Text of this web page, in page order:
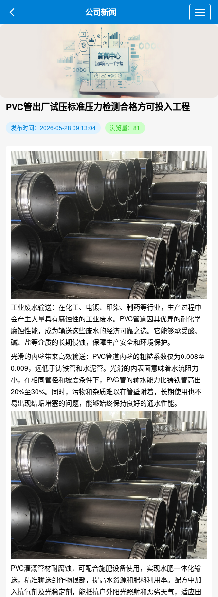
公司新闻
PVC管出厂试压标准压力检测合格方可投入工程
发布时间：2026-05-28 09:13:04 浏览量：81
工业废水输送：在化工、电镀、印染、制药等行业，生产过程中
会产生大量具有腐蚀性的工业废水。PVC管道因其优异的耐化学
腐蚀性能，成为输送这些废水的经济可靠之选。它能够承受酸、
碱、盐等介质的长期侵蚀，保障生产安全和环境保护。
光滑的内壁带来高效输送：PVC管道内壁的粗糙系数仅为0.008至
0.009，远低于铸铁管和水泥管。光滑的内表面意味着水流阻力
小，在相同管径和坡度条件下，PVC管的输水能力比铸铁管高出
20%至30%。同时，污物和杂质难以在管壁附着，长期使用也不
易出现结垢堵塞的问题，能够始终保持良好的通水性能。
PVC灌溉管材耐腐蚀，可配合施肥设备使用，实现水肥一体化输
送，精准输送到作物根部，提高水资源和肥料利用率。配方中加
入抗氧剂及光稳定剂，能抵抗户外阳光照射和恶劣天气，适应田